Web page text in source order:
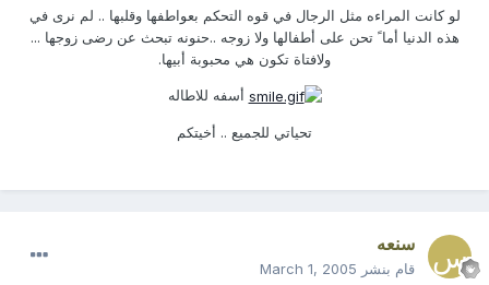
لو كانت المراءه مثل الرجال في قوه التحكم بعواطفها وقلبها .. لم نرى في
هذه الدنيا أما ً تحن على أطفالها ولا زوجه ..حنونه تبحث عن رضى زوجها ...
ولافتاة تكون هي محبوبة أبيها.
أسفه للاطاله
تحياتي للجميع .. أخيتكم
سنعه
قام بنشر March 1, 2005